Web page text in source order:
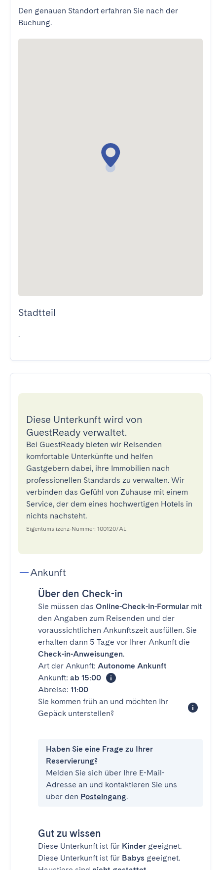
Den genauen Standort erfahren Sie nach der
Buchung.
Stadtteil
.
Diese Unterkunft wird von
GuestReady verwaltet.
Bei GuestReady bieten wir Reisenden
komfortable Unterkünfte und helfen
Gastgebern dabei, ihre Immobilien nach
professionellen Standards zu verwalten. Wir
verbinden das Gefühl von Zuhause mit einem
Service, der dem eines hochwertigen Hotels in
nichts nachsteht.
Eigentumslizenz-Nummer: 100120/AL
Ankunft
Über den Check-in
Sie müssen das Online-Check-in-Formular mit
den Angaben zum Reisenden und der
voraussichtlichen Ankunftszeit ausfüllen. Sie
erhalten dann 5 Tage vor Ihrer Ankunft die
Check-in-Anweisungen.
Art der Ankunft: Autonome Ankunft
Ankunft: ab 15:00
Abreise: 11:00
Sie kommen früh an und möchten Ihr
Gepäck unterstellen?
Haben Sie eine Frage zu Ihrer
Reservierung?
Melden Sie sich über Ihre E-Mail-
Adresse an und kontaktieren Sie uns
über den Posteingang.
Gut zu wissen
Diese Unterkunft ist für Kinder geeignet.
Diese Unterkunft ist für Babys geeignet.